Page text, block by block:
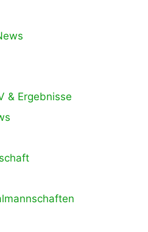
& Ergebnisse